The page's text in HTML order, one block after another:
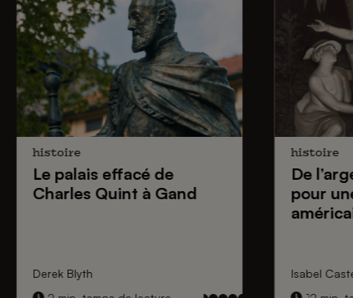
histoire
Le palais effacé de
Charles Quint à Gand
Derek Blyth
histoire
De
pour
Isabel